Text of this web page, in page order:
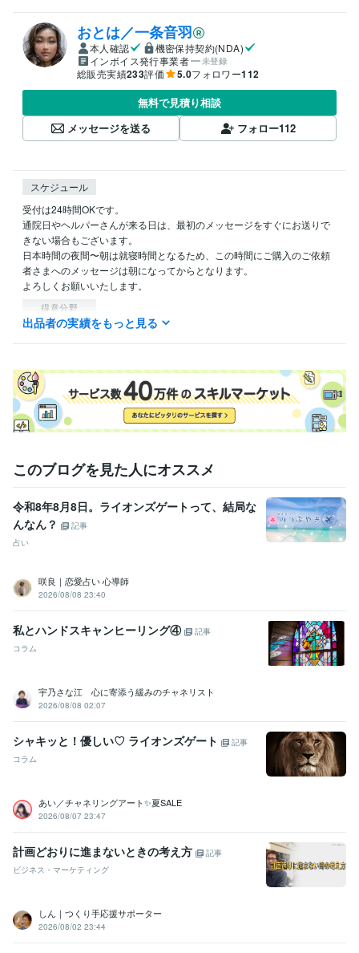
おとは／一条音羽
本人確認
機密保持契約(NDA)
インボイス発行事業者
未登録
総販売実績233評価 5.0フォロワー112
無料で見積り相談
メッセージを送る
フォロー112
スケジュール
受付は24時間OKです。
通院日やヘルパーさんが来る日は、最初のメッセージをすぐにお送りで
きない場合もございます。
日本時間の夜間〜朝は就寝時間となるため、この時間にご購入のご依頼
者さまへのメッセージは朝になってからとなります。
よろしくお願いいたします。
得意分野
占い オラクルカードリーディング
出品者の実績をもっと見る
このブログを見た人にオススメ
令和8年8月8日。ライオンズゲートって、結局な
んなん？
記事
占い
咲良｜恋愛占い 心導師
2026/08/08 23:40
私とハンドスキャンヒーリング④
記事
コラム
宇乃さな江 心に寄添う緩みのチャネリスト
2026/08/08 02:07
シャキッと！優しい♡ ライオンズゲート
記事
コラム
あい／チャネリングアート✨夏SALE
2026/08/07 23:47
計画どおりに進まないときの考え方
記事
ビジネス・マーケティング
しん｜つくり手応援サポーター
2026/08/02 23:44